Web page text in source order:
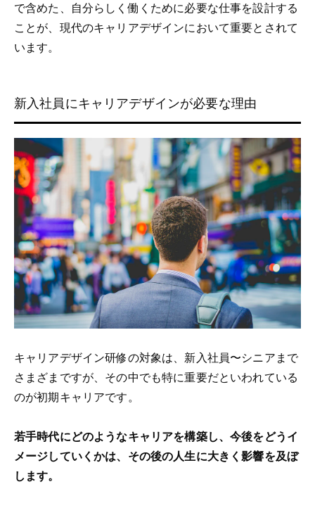
で含めた、自分らしく働くために必要な仕事を設計する
ことが、現代のキャリアデザインにおいて重要とされて
います。
新入社員にキャリアデザインが必要な理由
キャリアデザイン研修の対象は、新入社員〜シニアまで
さまざまですが、その中でも特に重要だといわれている
のが初期キャリアです。
若手時代にどのようなキャリアを構築し、今後をどうイ
メージしていくかは、その後の人生に大きく影響を及ぼ
します。